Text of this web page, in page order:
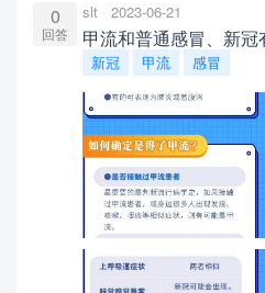
0
回答
slt 2023-06-21
甲流和普通感冒、新冠
新冠 甲流 感冒